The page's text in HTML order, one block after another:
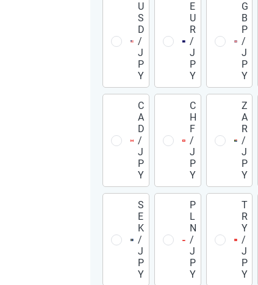
U
S
D
/
J
P
Y
E
U
R
/
J
P
Y
G
B
P
/
J
P
Y
C
A
D
/
J
P
Y
C
H
F
/
J
P
Y
Z
A
R
/
J
P
Y
S
E
K
/
J
P
Y
P
L
N
/
J
P
Y
T
R
Y
/
J
P
Y